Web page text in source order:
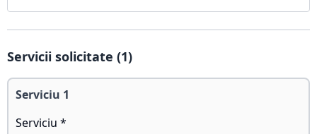
Servicii solicitate (1)
Serviciu 1
Serviciu *